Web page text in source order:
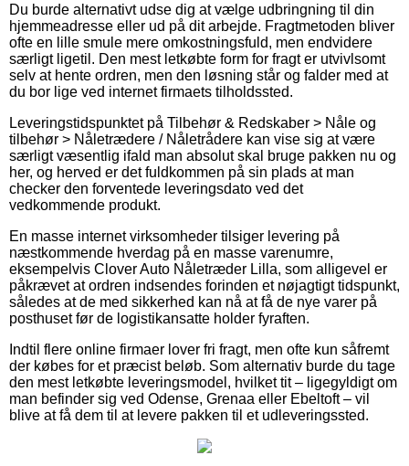
Du burde alternativt udse dig at vælge udbringning til din
hjemmeadresse eller ud på dit arbejde. Fragtmetoden bliver
ofte en lille smule mere omkostningsfuld, men endvidere
særligt ligetil. Den mest letkøbte form for fragt er utvivlsomt
selv at hente ordren, men den løsning står og falder med at
du bor lige ved internet firmaets tilholdssted.
Leveringstidspunktet på Tilbehør & Redskaber > Nåle og
tilbehør > Nåletrædere / Nåletrådere kan vise sig at være
særligt væsentlig ifald man absolut skal bruge pakken nu og
her, og herved er det fuldkommen på sin plads at man
checker den forventede leveringsdato ved det
vedkommende produkt.
En masse internet virksomheder tilsiger levering på
næstkommende hverdag på en masse varenumre,
eksempelvis Clover Auto Nåletræder Lilla, som alligevel er
påkrævet at ordren indsendes forinden et nøjagtigt tidspunkt,
således at de med sikkerhed kan nå at få de nye varer på
posthuset før de logistikansatte holder fyraften.
Indtil flere online firmaer lover fri fragt, men ofte kun såfremt
der købes for et præcist beløb. Som alternativ burde du tage
den mest letkøbte leveringsmodel, hvilket tit – ligegyldigt om
man befinder sig ved Odense, Grenaa eller Ebeltoft – vil
blive at få dem til at levere pakken til et udleveringssted.